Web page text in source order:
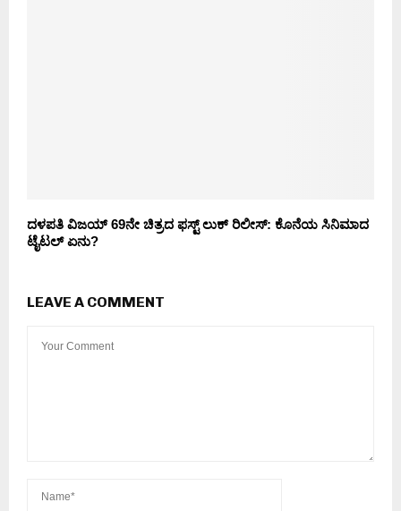
ದಳಪತಿ ವಿಜಯ್ 69ನೇ ಚಿತ್ರದ ಫಸ್ಟ್ ಲುಕ್ ರಿಲೀಸ್: ಕೊನೆಯ ಸಿನಿಮಾದ
ಟೈಟಲ್ ಏನು?
LEAVE A COMMENT